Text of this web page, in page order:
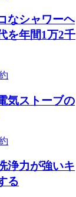
なシャワーヘ
を年間1万2千
気ストーブの
浄力が強いキ
る